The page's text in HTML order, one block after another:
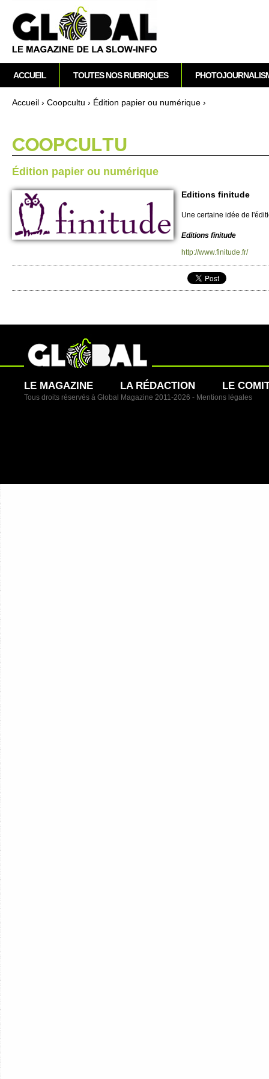
Accueil › Co­opcultu › Édition papier ou numérique ›
CO­OPCULTU
Édition papier ou numérique
Editions finitude
Une ce­rtaine idée de
Editi­ons finitude
http://​www.​finitude.​fr/​
M
e
n
r
i
n
i
p
l
ACCUEIL TOUTES NOS RUBRIQUES
LE MAGAZINE LA RÉDACTION LE
Tous droits réservés à Global Magazine 2011-2026 - Mentions légales